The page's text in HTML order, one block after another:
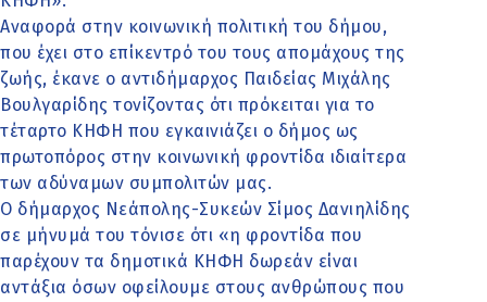
Αναφορά στην κοινωνική πολιτική του δήμου,
που έχει στο επίκεντρό του τους απομάχους της
ζωής, έκανε ο αντιδήμαρχος Παιδείας Μιχάλης
Βουλγαρίδης τονίζοντας ότι πρόκειται για το
τέταρτο ΚΗΦΗ που εγκαινιάζει ο δήμος ως
πρωτοπόρος στην κοινωνική φροντίδα ιδιαίτερα
των αδύναμων συμπολιτών μας.
Ο δήμαρχος Νεάπολης-Συκεών Σίμος Δανιηλίδης
σε μήνυμά του τόνισε ότι «η φροντίδα που
παρέχουν τα δημοτικά ΚΗΦΗ δωρεάν είναι
αντάξια όσων οφείλουμε στους ανθρώπους που